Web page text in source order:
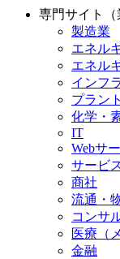
専門サイト（
製造業
エネル
エネル
インフ
プラント
化学・
IT
Webサ
サービ
商社
流通・
コンサ
医療（
金融